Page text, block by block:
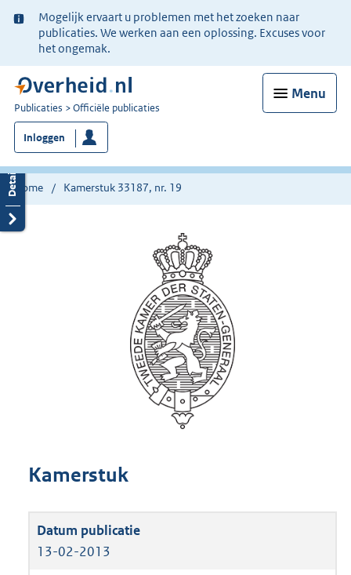
Ter
informatie:
Mogelijk ervaart u problemen met het zoeken naar
publicaties. We werken aan een oplossing. Excuses voor
het ongemak.
Menu
U
bent
nu
hier:
Publicaties Officiële publicaties
Inloggen
Home Kamerstuk 33187, nr. 19
Kamerstuk
13-02-2013